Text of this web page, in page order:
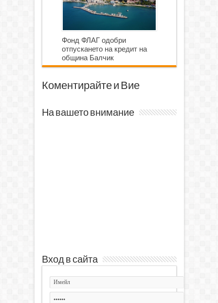
Фонд ФЛАГ одобри
отпускането на кредит на
община Балчик
Коментирайте и Вие
На вашето внимание
Вход в сайта